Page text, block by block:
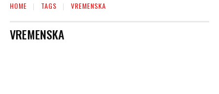
HOME TAGS VREMENSKA
VREMENSKA